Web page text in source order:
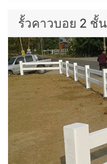
รั้วคาวบอย 2 ชั้น